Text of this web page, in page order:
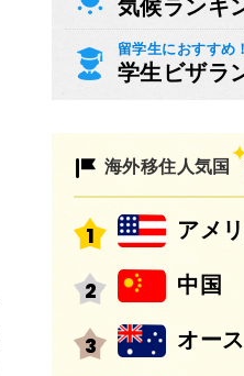
気候ランキ
留学生におすすめ！
学生ビザラ
海外移住人気国
アメ
中国
オー